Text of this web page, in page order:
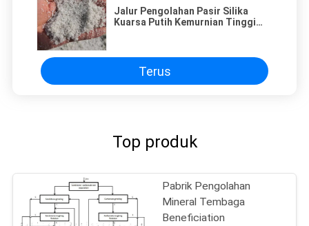
Jalur Pengolahan Pasir Silika
Kuarsa Putih Kemurnian Tinggi
Terus
Top produk
Pabrik Pengolahan
Mineral Tembaga
Beneficiation